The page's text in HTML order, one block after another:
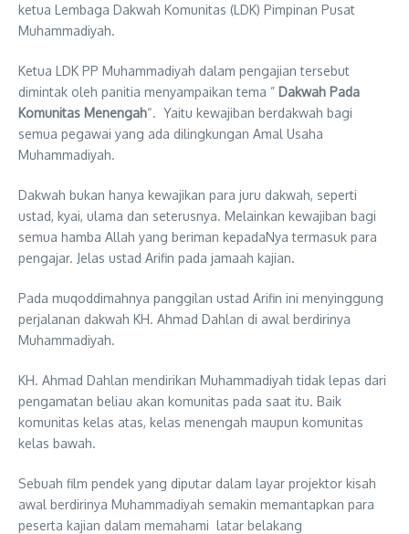
ketua Lembaga Dakwah Komunitas (LDK) Pimpinan Pusat
Muhammadiyah.
Ketua LDK PP Muhammadiyah dalam pengajian tersebut
dimintak oleh panitia menyampaikan tema ” Dakwah Pada
Komunitas Menengah“. Yaitu kewajiban berdakwah bagi
semua pegawai yang ada dilingkungan Amal Usaha
Muhammadiyah.
Dakwah bukan hanya kewajikan para juru dakwah, seperti
ustad, kyai, ulama dan seterusnya. Melainkan kewajiban bagi
semua hamba Allah yang beriman kepadaNya termasuk para
pengajar. Jelas ustad Arifin pada jamaah kajian.
Pada muqoddimahnya panggilan ustad Arifin ini menyinggung
perjalanan dakwah KH. Ahmad Dahlan di awal berdirinya
Muhammadiyah.
KH. Ahmad Dahlan mendirikan Muhammadiyah tidak lepas dari
pengamatan beliau akan komunitas pada saat itu. Baik
komunitas kelas atas, kelas menengah maupun komunitas
kelas bawah.
Sebuah film pendek yang diputar dalam layar projektor kisah
awal berdirinya Muhammadiyah semakin memantapkan para
peserta kajian dalam memahami latar belakang